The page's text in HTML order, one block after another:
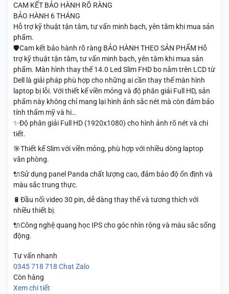
CAM KẾT BẢO HÀNH RÕ RÀNG
BẢO HÀNH 6 THÁNG
Hỗ trợ kỹ thuật tận tâm, tư vấn minh bạch, yên tâm khi mua sản
phẩm.
🛡️Cam kết bảo hành rõ ràng BẢO HÀNH THEO SẢN PHẨM Hỗ
trợ kỹ thuật tận tâm, tư vấn minh bạch, yên tâm khi mua sản
phẩm. Màn hình thay thế 14.0 Led Slim FHD bo nằm trên LCD từ
Dell là giải pháp phù hợp cho những ai cần thay thế màn hình
laptop bị lỗi. Với thiết kế viền mỏng và độ phân giải Full HD, sản
phẩm này không chỉ mang lại hình ảnh sắc nét mà còn đảm bảo
tính thẩm mỹ và hi…
✨Độ phân giải Full HD (1920x1080) cho hình ảnh rõ nét và chi
tiết.
🎯Thiết kế Slim với viền mỏng, phù hợp với nhiều dòng laptop
văn phòng.
🔌Sử dụng panel Panda chất lượng cao, đảm bảo độ ổn định và
màu sắc trung thực.
🔋Đầu nối video 30 pin, dễ dàng thay thế và tương thích với
nhiều thiết bị.
🔌Công nghệ quang học IPS cho góc nhìn rộng và màu sắc sống
động.
Tư vấn nhanh
0345 718 718 Chat Zalo
Còn hàng
Xem chi tiết